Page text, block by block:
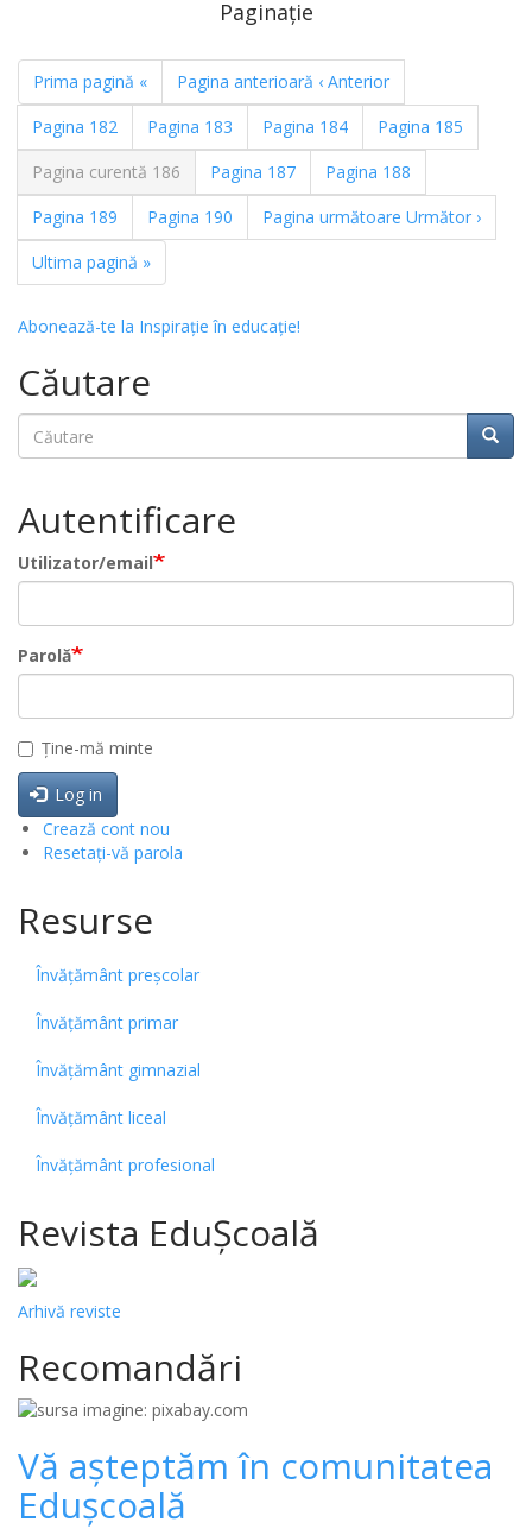
Paginație
Prima pagină « Pagina anterioară ‹ Anterior
Pagina 182 Pagina 183 Pagina 184 Pagina 185
Pagina curentă 186 Pagina 187 Pagina 188
Pagina 189 Pagina 190 Pagina următoare Următor ›
Ultima pagină »
Abonează-te la Inspirație în educație!
Căutare
Căutare
Autentificare
Utilizator/email
Parolă
Ține-mă minte
Log in
Crează cont nou
Resetați-vă parola
Resurse
Învățământ preșcolar
Învățământ primar
Învățământ gimnazial
Învățământ liceal
Învățământ profesional
Revista EduȘcoală
Arhivă reviste
Recomandări
Vă așteptăm în comunitatea
Edușcoală